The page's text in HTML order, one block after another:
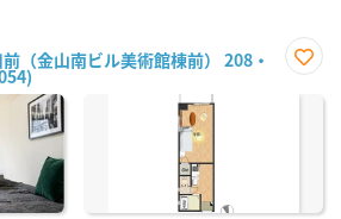
（金山南ビル美術館棟前） 208・
に入